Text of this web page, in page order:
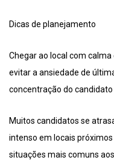
Dicas de planejamento
Chegar ao local com
evitar a ansiedade de
concentração do
Muitos candidatos se
intenso em locais
situações mais comuns